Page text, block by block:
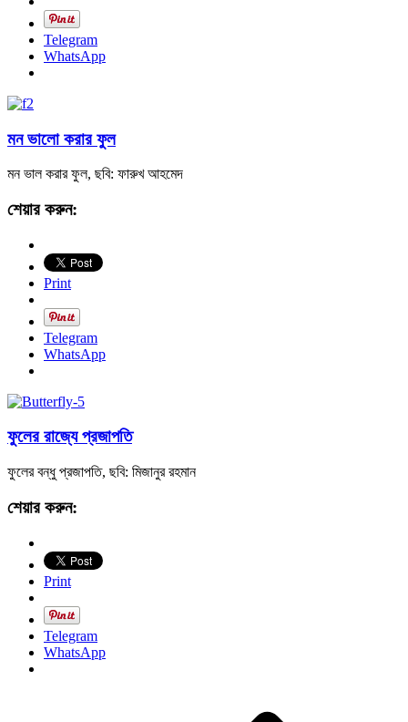
Telegram
WhatsApp
মন ভালো করার ফুল
মন ভাল করার ফুল, ছবি: ফারুখ আহমেদ
শেয়ার করুন:
Print
Telegram
WhatsApp
ফুলের রাজ্যে প্রজাপতি
ফুলের বন্ধু প্রজাপতি, ছবি: মিজানুর রহমান
শেয়ার করুন:
Print
Telegram
WhatsApp